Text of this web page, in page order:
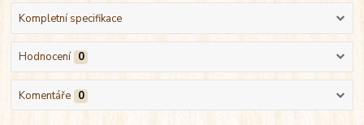
Kompletní specifikace
Hodnocení 0
Komentáře 0